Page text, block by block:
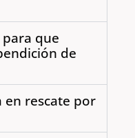
que
de
en rescate por